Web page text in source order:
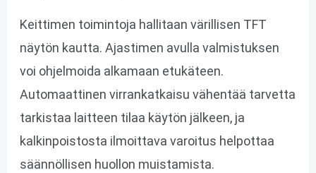
Keittimen toimintoja hallitaan värillisen TFT
näytön kautta. Ajastimen avulla valmistuksen
voi ohjelmoida alkamaan etukäteen.
Automaattinen virrankatkaisu vähentää tarvetta
tarkistaa laitteen tilaa käytön jälkeen, ja
kalkinpoistosta ilmoittava varoitus helpottaa
säännöllisen huollon muistamista.